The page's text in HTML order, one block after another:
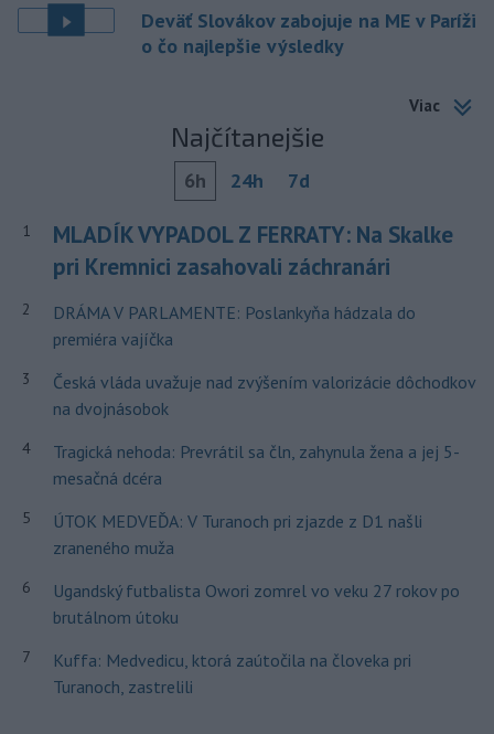
Deväť Slovákov zabojuje na ME v Paríži
o čo najlepšie výsledky
Viac
Najčítanejšie
6h 24h 7d
1
MLADÍK VYPADOL Z FERRATY: Na Skalke
pri Kremnici zasahovali záchranári
2
DRÁMA V PARLAMENTE: Poslankyňa hádzala do
premiéra vajíčka
3
Česká vláda uvažuje nad zvýšením valorizácie dôchodkov
na dvojnásobok
4
Tragická nehoda: Prevrátil sa čln, zahynula žena a jej 5-
mesačná dcéra
5
ÚTOK MEDVEĎA: V Turanoch pri zjazde z D1 našli
zraneného muža
6
Ugandský futbalista Owori zomrel vo veku 27 rokov po
brutálnom útoku
7
Kuffa: Medvedicu, ktorá zaútočila na človeka pri
Turanoch, zastrelili